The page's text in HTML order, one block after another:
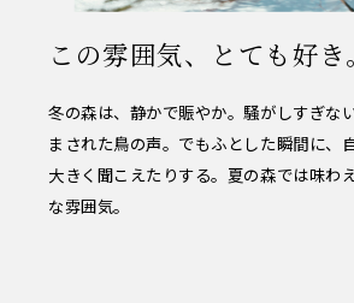
この雰囲気、とても好き。
冬の森は、静かで賑やか。騒がしすぎな
まされた鳥の声。でもふとした瞬間に、
大きく聞こえたりする。夏の森では味わ
な雰囲気。